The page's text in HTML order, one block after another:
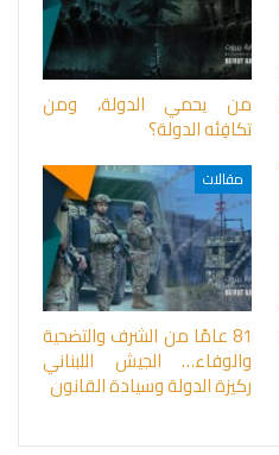
من يحمي الدولة، ومن
تكافِئه الدولة؟
مقالات
81 عامًا من الشرف والتضحية
والوفاء… الجيش اللبناني
ركيزة الدولة وسيادة القانون